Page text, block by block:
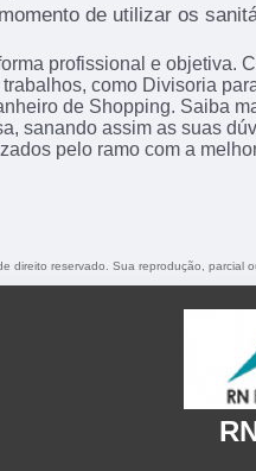
de utilizar os
profissional e objetiva.
como Divisoria
de Shopping. Saiba
sanando assim as suas
pelo ramo com a
direito reservado. Sua reprodução, parcial